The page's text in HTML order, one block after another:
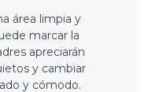
área limpia y
marcar la
apreciarán
y cambiar
y cómodo.